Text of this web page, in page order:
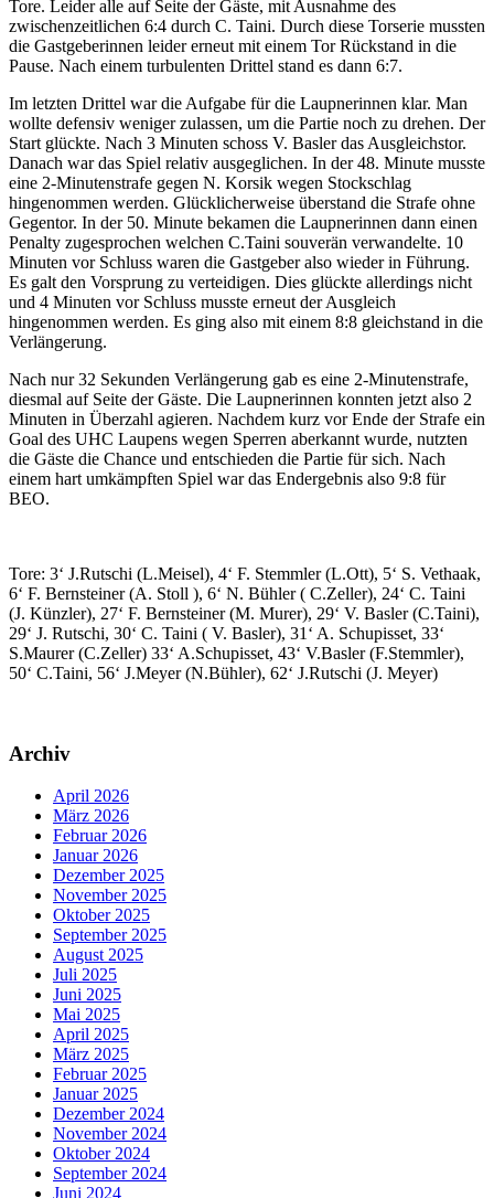
Tore. Leider alle auf Seite der Gäste, mit Ausnahme des
zwischenzeitlichen 6:4 durch C. Taini. Durch diese Torserie mussten
die Gastgeberinnen leider erneut mit einem Tor Rückstand in die
Pause. Nach einem turbulenten Drittel stand es dann 6:7.
Im letzten Drittel war die Aufgabe für die Laupnerinnen klar. Man
wollte defensiv weniger zulassen, um die Partie noch zu drehen. Der
Start glückte. Nach 3 Minuten schoss V. Basler das Ausgleichstor.
Danach war das Spiel relativ ausgeglichen. In der 48. Minute musste
eine 2-Minutenstrafe gegen N. Korsik wegen Stockschlag
hingenommen werden. Glücklicherweise überstand die Strafe ohne
Gegentor. In der 50. Minute bekamen die Laupnerinnen dann einen
Penalty zugesprochen welchen C.Taini souverän verwandelte. 10
Minuten vor Schluss waren die Gastgeber also wieder in Führung.
Es galt den Vorsprung zu verteidigen. Dies glückte allerdings nicht
und 4 Minuten vor Schluss musste erneut der Ausgleich
hingenommen werden. Es ging also mit einem 8:8 gleichstand in die
Verlängerung.
Nach nur 32 Sekunden Verlängerung gab es eine 2-Minutenstrafe,
diesmal auf Seite der Gäste. Die Laupnerinnen konnten jetzt also 2
Minuten in Überzahl agieren. Nachdem kurz vor Ende der Strafe ein
Goal des UHC Laupens wegen Sperren aberkannt wurde, nutzten
die Gäste die Chance und entschieden die Partie für sich. Nach
einem hart umkämpften Spiel war das Endergebnis also 9:8 für
BEO.
Tore: 3‘ J.Rutschi (L.Meisel), 4‘ F. Stemmler (L.Ott), 5‘ S. Vethaak,
6‘ F. Bernsteiner (A. Stoll ), 6‘ N. Bühler ( C.Zeller), 24‘ C. Taini
(J. Künzler), 27‘ F. Bernsteiner (M. Murer), 29‘ V. Basler (C.Taini),
29‘ J. Rutschi, 30‘ C. Taini ( V. Basler), 31‘ A. Schupisset, 33‘
S.Maurer (C.Zeller) 33‘ A.Schupisset, 43‘ V.Basler (F.Stemmler),
50‘ C.Taini, 56‘ J.Meyer (N.Bühler), 62‘ J.Rutschi (J. Meyer)
Archiv
April 2026
März 2026
Februar 2026
Januar 2026
Dezember 2025
November 2025
Oktober 2025
September 2025
August 2025
Juli 2025
Juni 2025
Mai 2025
April 2025
März 2025
Februar 2025
Januar 2025
Dezember 2024
November 2024
Oktober 2024
September 2024
Juni 2024